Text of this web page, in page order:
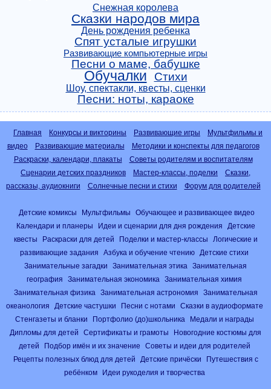
Снежная королева
Сказки народов мира
День рождения ребенка
Спят усталые игрушки
Развивающие компьютерные игры
Песни о маме, бабушке
Обучалки Стихи
Шоу, спектакли, квесты, сценки
Песни: ноты, караоке
Главная Конкурсы и викторины Развивающие игры
Мультфильмы и
видео
Развивающие материалы
Методики и конспекты для педагогов
Раскраски, календари, плакаты
Советы родителям и воспитателям
Сценарии детских праздников
Мастер-классы, поделки
Сказки,
рассказы, аудиокниги
Солнечные песни и стихи Форум для родителей
Детские комиксы Мультфильмы
Обучающее и развивающее видео
Календари и планеры
Идеи и сценарии для дня рождения
Детские
квесты
Раскраски для детей Поделки и мастер-классы
Логические и
развивающие задания
Азбука и обучение чтению
Детские стихи
Занимательные загадки
Занимательная этика
Занимательная
география
Занимательная экономика
Занимательная химия
Занимательная физика
Занимательная астрономия
Занимательная
океанология
Детские частушки Песни с нотами
Сказки в аудиоформате
Стенгазеты и бланки
Портфолио (до)школьника
Медали и награды
Дипломы для детей
Сертификаты и грамоты
Новогодние костюмы для
детей
Подбор имён и их значение
Советы и идеи для родителей
Рецепты полезных блюд для детей
Детские причёски
Путешествия с
ребёнком
Идеи рукоделия и творчества